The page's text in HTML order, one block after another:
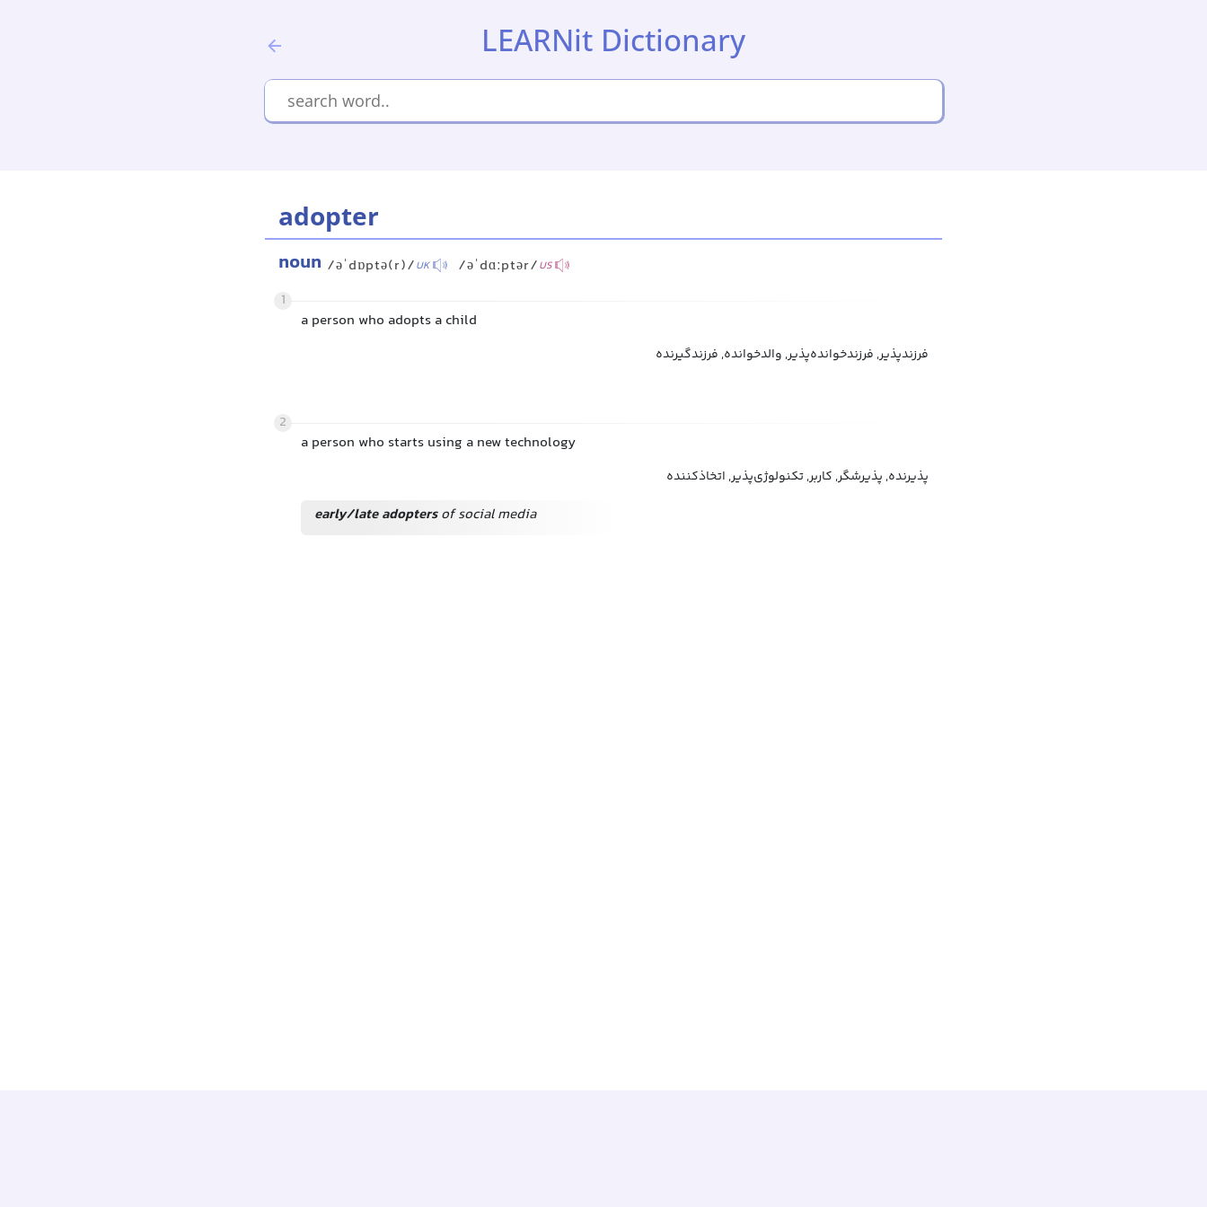
LEARNit Dictionary
adopter
noun /əˈdɒptə(r)/UK /əˈdɑːptər/US
1
a person who adopts a child
فرزندپذیر, فرزندخوانده‌پذیر, والدخوانده, فرزندگیرنده
2
a person who starts using a new technology
پذیرنده, پذیرشگر, کاربر, تکنولوژی‌پذیر, اتخاذکننده
early/late adoptersof social media